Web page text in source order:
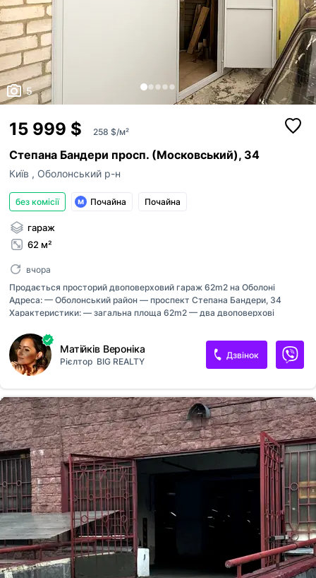
5
15 999 $ 258 $/м²
Степана Бандери просп. (Московський), 34
Київ , Оболонський р-н
без комісії Почайна Почайна
гараж
62 м²
вчора
Продається просторий двоповерховий гараж 62m2 на Оболоні
Адреса: — Оболонський район — проспект Степана Бандери, 34
Характеристики: — загальна площа 62m2 — два двоповерхові
простора територія оточена природою Переваги: — підходить як для
зберігання авто, так і для майстерні чи складу — просторий перший
поверх із можливістю зручного заїзду — другий рівень дозволяє
облаштувати додаткове місце для зберігання — є освітлення,
проводка — район з хорошою транспортною розв’язкою Поруч
хороша інфраструктура — продуктовий супермаркет — ТРЦ
Блокбастер — Епіцентр — лікарня та аптеки — кавʼярні — зупинка
наземного громадського транспорту — залі...
Матійків Вероніка
Рієлтор BIG REALTY
Дзвінок